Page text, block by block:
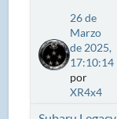
26 de
Marzo
de 2025,
17:10:14
por
XR4x4